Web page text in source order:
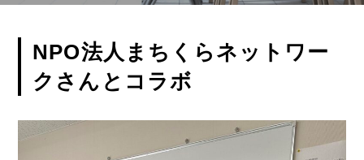
FOOD 飲食部門
- ル・カフェニシハラ
- 四季即贅喰
NPO法人まちくらネットワー
クさんとコラボ